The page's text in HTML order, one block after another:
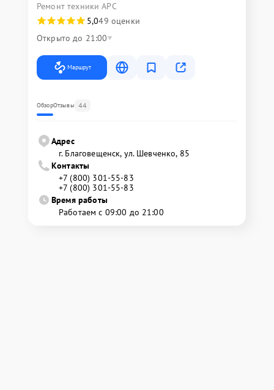
Ремонт техники APC
5,049 оценки
Открыто до 21:00
Маршрут
ОбзорОтзывы 44
Адрес
г. Благовещенск, ул. Шевченко, 85
Контакты
+7 (800) 301-55-83
+7 (800) 301-55-83
Время работы
Работаем с 09:00 до 21:00